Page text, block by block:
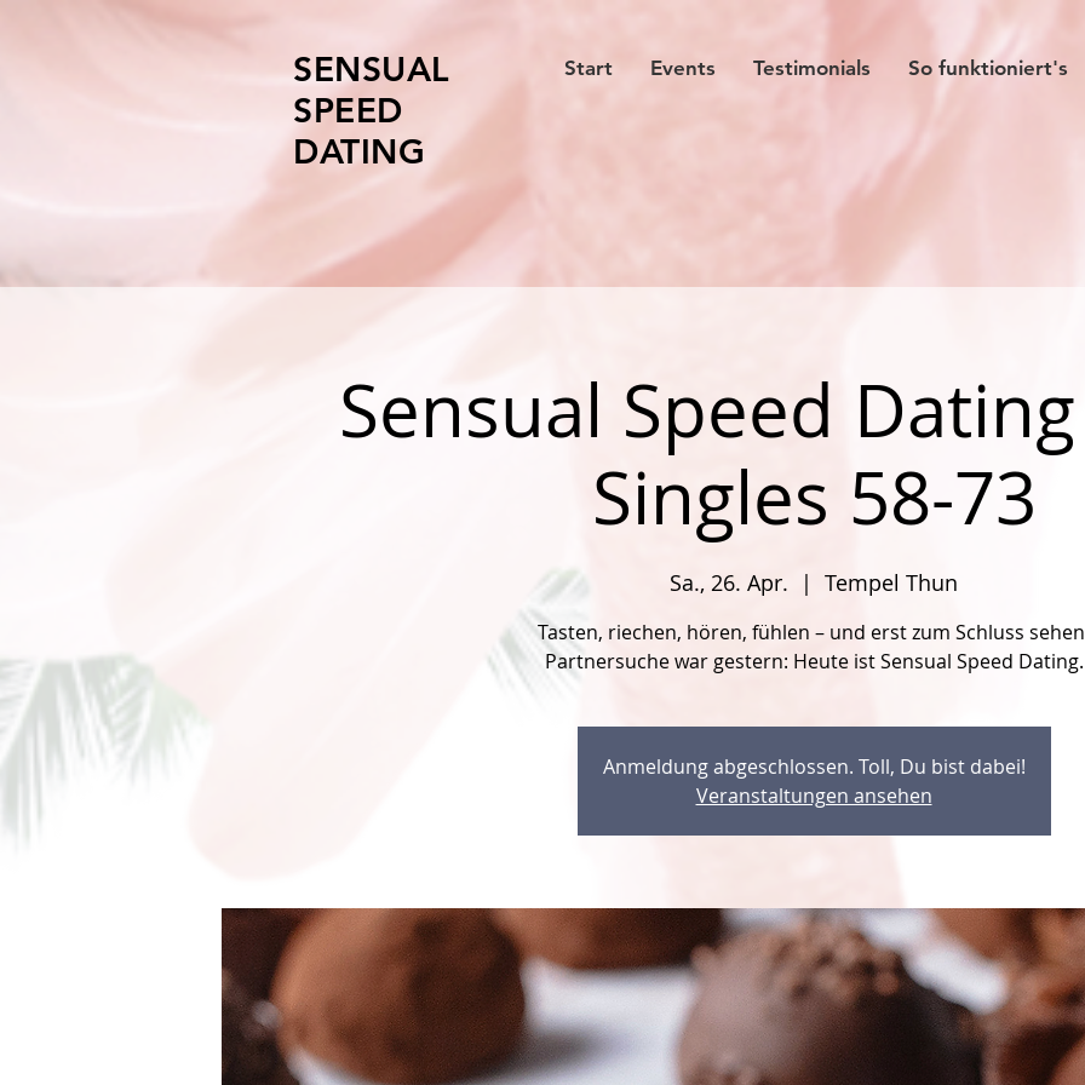
SENSUAL
SPEED
DATING
Start Events Testimonials So funktioniert's
Sensual Speed
Singles 58-73
Sa., 26. Apr.
  |
Tempel Thun
Tasten, riechen, hören, fühlen – und erst zum Schluss
Anmeldung abgeschlossen. Toll, Du bist dabei!
Veranstaltungen ansehen